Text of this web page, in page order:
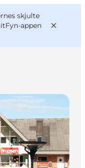
skjulte
appen